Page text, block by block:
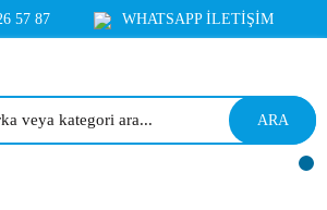
57 87 WHATSAPP İLETİŞİM
ARA